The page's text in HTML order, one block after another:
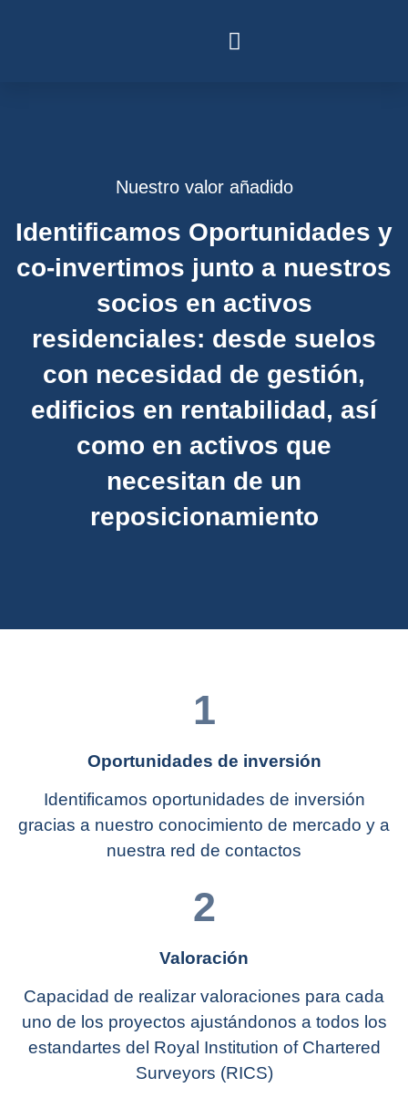
Nuestro valor añadido
Identificamos Oportunidades y
co-invertimos junto a nuestros
socios en activos
residenciales: desde suelos
con necesidad de gestión,
edificios en rentabilidad, así
como en activos que
necesitan de un
reposicionamiento
1
Oportunidades de inversión
Identificamos oportunidades de inversión
gracias a nuestro conocimiento de mercado y a
nuestra red de contactos
2
Valoración
Capacidad de realizar valoraciones para cada
uno de los proyectos ajustándonos a todos los
estandartes del Royal Institution of Chartered
Surveyors (RICS)